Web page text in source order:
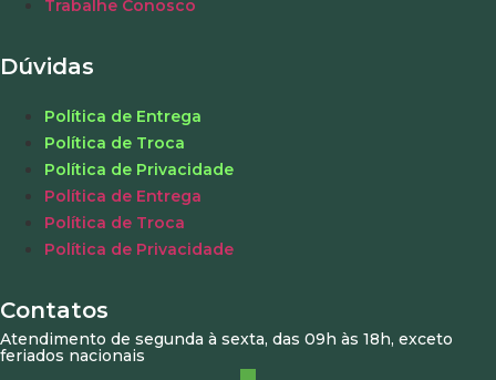
Trabalhe Conosco
Dúvidas
Política de Entrega
Política de Troca
Política de Privacidade
Política de Entrega
Política de Troca
Política de Privacidade
Contatos
Atendimento de segunda à sexta, das 09h às 18h, exceto
feriados nacionais